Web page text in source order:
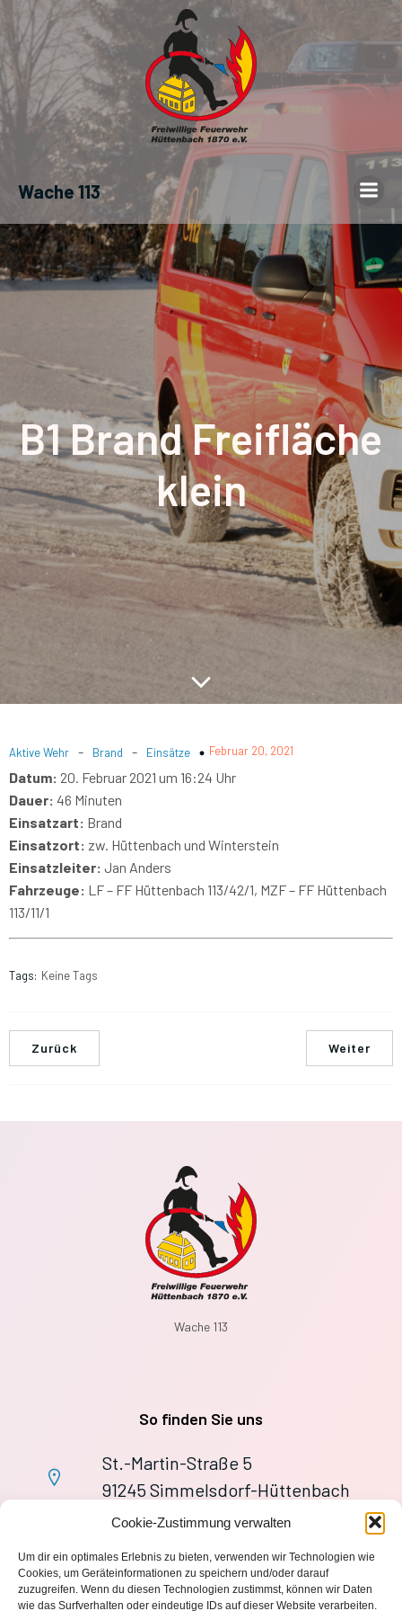
Cookie-Zustimmung verwalten
Um dir ein optimales Erlebnis zu bieten, verwenden wir Technologien wie
Cookies, um Geräteinformationen zu speichern und/oder darauf
zuzugreifen. Wenn du diesen Technologien zustimmst, können wir Daten
wie das Surfverhalten oder eindeutige IDs auf dieser Website verarbeiten.
Wache 113
B1 Brand Freifläche
klein
Aktive Wehr - Brand - Einsätze Februar 20, 2021
Datum: 20. Februar 2021 um 16:24 Uhr
Dauer: 46 Minuten
Einsatzart: Brand
Einsatzort: zw. Hüttenbach und Winterstein
Einsatzleiter: Jan Anders
Fahrzeuge: LF – FF Hüttenbach 113/42/1, MZF – FF Hüttenbach
113/11/1
Tags: Keine Tags
Zurück Weiter
Wache 113
So finden Sie uns
St.-Martin-Straße 5
91245 Simmelsdorf-Hüttenbach
+49 9155 9279727
wache113@ff-huettenbach.de